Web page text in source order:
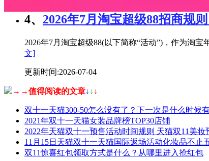
4、 2026年7月淘宝超级88招商规
2026年7月淘宝超级88(以下简称“活动”)，作为淘
文]
更新时间:2026-07-04
→→值得阅读的文章↓ ↓ ↓
双十一天猫300-50怎么没有了？下一次是什么时候
2021年双十一天猫女装品牌榜TOP30店铺
2022年天猫双十一预售活动时间规则 天猫双11美妆
11月15日天猫双十一天猫国际返场活动化妆品不止
双11惊喜红包领取方式是什么？从哪里进入抢红包